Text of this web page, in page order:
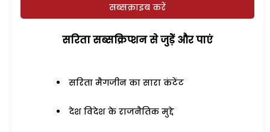
सब्सक्राइब करें
सरिता सब्सक्रिप्शन से जुड़ेें और पाएं
सरिता मैगजीन का सारा कंटेंट
देश विदेश के राजनैतिक मुद्दे